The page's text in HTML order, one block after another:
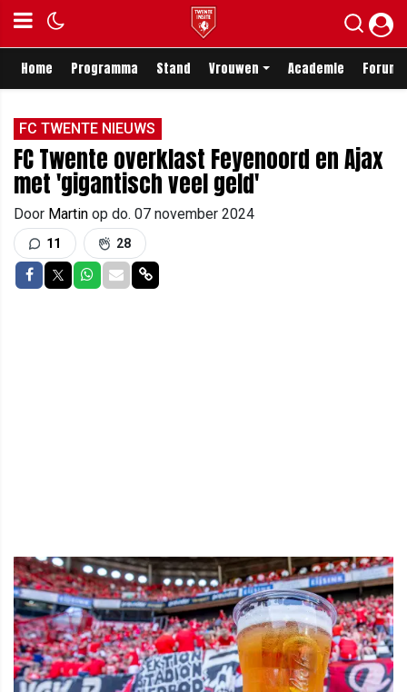
Home Programma Stand Vrouwen Academie Forum
FC TWENTE NIEUWS
FC Twente overklast Feyenoord en Ajax
met 'gigantisch veel geld'
Door Martin op do. 07 november 2024
11 28
Delen op Facebook
Delen op Twitter
Delen op Whatsapp
Delen via Mail
Delen via link